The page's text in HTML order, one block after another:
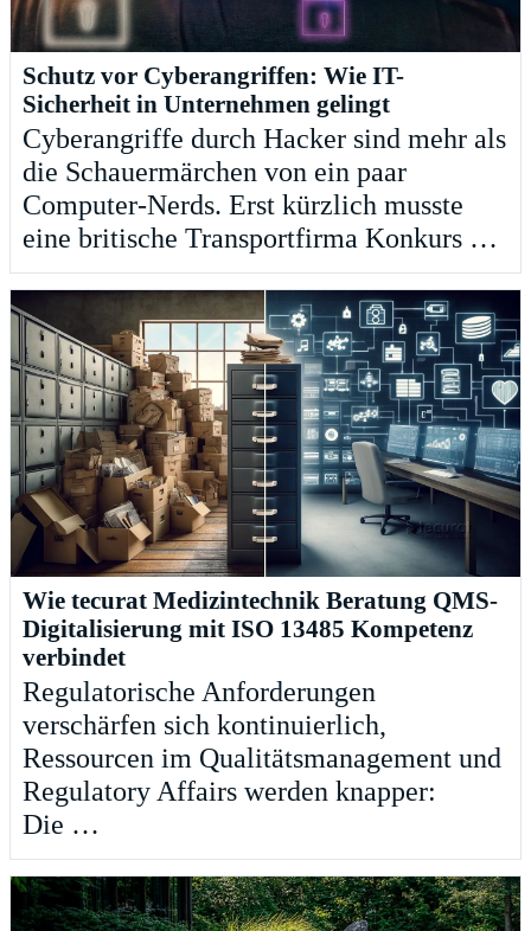
Schutz vor Cyberangriffen: Wie IT-
Sicherheit in Unternehmen gelingt
Cyberangriffe durch Hacker sind mehr als
die Schauermärchen von ein paar
Computer-Nerds. Erst kürzlich musste
eine britische Transportfirma Konkurs …
Wie tecurat Medizintechnik Beratung QMS-
Digitalisierung mit ISO 13485 Kompetenz
verbindet
Regulatorische Anforderungen
verschärfen sich kontinuierlich,
Ressourcen im Qualitätsmanagement und
Regulatory Affairs werden knapper:
Die …